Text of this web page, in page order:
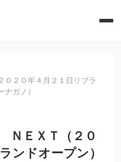
２０年４月２１日リブラ
ガノ）
ＥＸＴ（２０
ンドオープン）